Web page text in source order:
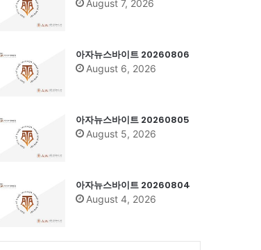
August 7, 2026
아자뉴스바이트 20260806
August 6, 2026
아자뉴스바이트 20260805
August 5, 2026
아자뉴스바이트 20260804
August 4, 2026